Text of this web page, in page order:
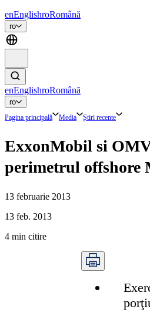
enEnglishroRomână
ro
enEnglishroRomână
ro
Pagina principală Media Știri recente
ExxonMobil si
perimetrul offshore
13 februarie 2013
13 feb. 2013
4 min citire